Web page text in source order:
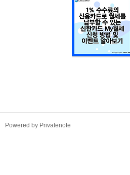
Powered by Privatenote
TistoryWhaleSkin3.4